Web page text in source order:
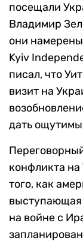
посещали
Владимир
они
Kyiv
писал, что
визит на
дать
конфликта
того, как
выступающая
на войне с